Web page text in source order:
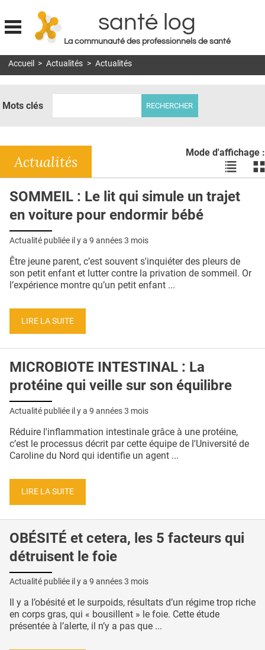
Jump to navigation
santé log
La communauté des professionnels de santé
MON COMPTE
DOSSIERS
RÉSEAUX
E-REVUE SAD
QUI SOMMES-NOUS ?
CONDITIONS GÉNÉRALES
CRÉDITS
Accueil > Actualités > Actualités
Mots clés
Mode d'affichage :
Voir
les
en
les
Actualités
SOMMEIL : Le lit qui simule un trajet
en voiture pour endormir bébé
Actualité publiée il y a 9 années 3 mois
Être jeune parent, c’est souvent s'inquiéter des pleurs de
son petit enfant et lutter contre la privation de sommeil. Or
l’expérience montre qu’un petit enfant ...
LIRE LA SUITE
MICROBIOTE INTESTINAL : La
protéine qui veille sur son équilibre
Actualité publiée il y a 9 années 3 mois
Réduire l'inflammation intestinale grâce à une protéine,
c’est le processus décrit par cette équipe de l'Université de
Caroline du Nord qui identifie un agent ...
LIRE LA SUITE
OBÉSITÉ et cetera, les 5 facteurs qui
détruisent le foie
Actualité publiée il y a 9 années 3 mois
Il y a l’obésité et le surpoids, résultats d’un régime trop riche
en corps gras, qui « bousillent » le foie. Cette étude
présentée à l’alerte, il n’y a pas que ...